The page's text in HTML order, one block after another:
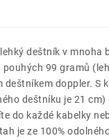
deštník v mnoha
pouhých 99 gramů
deštníkem doppler. S
deštníku je 21
do každé kabelky
je ze 100%